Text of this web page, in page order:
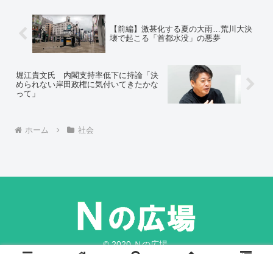
【前編】激甚化する夏の大雨…荒川大決
壊で起こる「首都水没」の悪夢
堀江貴文氏 内閣支持率低下に持論「決
められない岸田政権に気付いてきたかな
って」
ホーム 社会
© 2020 Ｎの広場.